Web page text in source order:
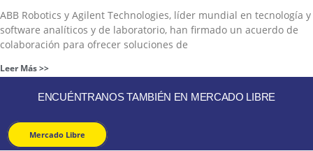
ABB Robotics y Agilent Technologies, líder mundial en tecnología y
software analíticos y de laboratorio, han firmado un acuerdo de
colaboración para ofrecer soluciones de
Leer Más >>
ENCUÉNTRANOS TAMBIÉN EN MERCADO LIBRE
Mercado Libre